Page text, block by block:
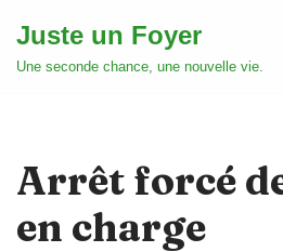
Aller
Juste un Foyer
Une seconde chance, une nouvelle vie.
Arrêt forcé
en charge